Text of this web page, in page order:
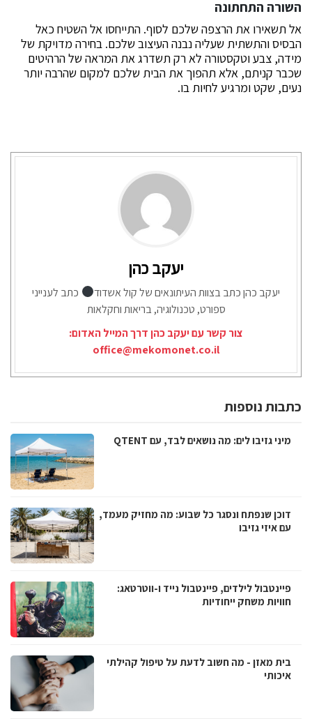
השורה התחתונה
אל תשאירו את הרצפה שלכם לסוף. התייחסו אל השטיח כאל
הבסיס והתשתית שעליה נבנה העיצוב שלכם. בחירה מדויקת של
מידה, צבע וטקסטורה לא רק תשדרג את המראה של הרהיטים
שכבר קניתם, אלא תהפוך את הבית שלכם למקום שהרבה יותר
נעים, שקט ומרגיע לחיות בו.
יעקב כהן
יעקב כהן כתב בצוות העיתונאים של קול אשדוד
כתב לענייני
ספורט, טכנולוגיה, בריאות וחקלאות
צור קשר עם יעקב כהן דרך המייל האדום:
office@mekomonet.co.il
כתבות נוספות
מיני גזיבו לים: מה נושאים לבד, עם QTENT
דוכן שנפתח ונסגר כל שבוע: מה מחזיק מעמד,
עם איזי גזיבו
פיינטבול לילדים, פיינטבול נייד ו-ווטרטאג:
חוויות משחק ייחודיות
בית מאזן - מה חשוב לדעת על טיפול קהילתי
איכותי